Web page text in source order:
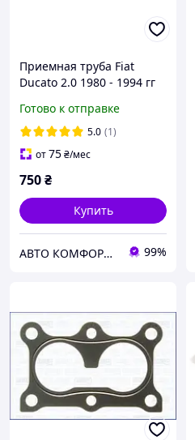
Приемная труба Fiat
Ducato 2.0 1980 - 1994 гг
Готово к отправке
5.0 (1)
от75₴/мес
750₴
Купить
АВТО КОМФОРТ + 99%